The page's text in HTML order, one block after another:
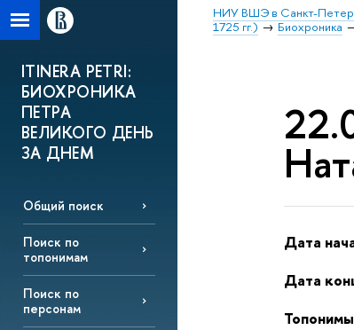
НИУ ВШЭ в Санкт-
1725 гг.)
Биохроника
ITINERA PETRI:
БИОХРОНИКА
ПЕТРА
ВЕЛИКОГО ДЕНЬ
ЗА ДНЕМ
Общий поиск
Поиск по
топонимам
Поиск по
персонам
Дата
Дата
Топонимы